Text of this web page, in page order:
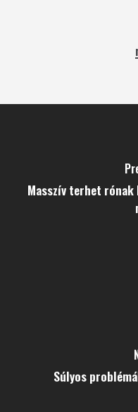
Masszív terhet
Súlyos